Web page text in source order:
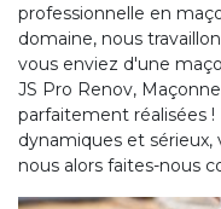
professionnelle en
domaine, nous
vous enviez d'une
JS Pro Renov,
parfaitement réalisées
dynamiques et
nous alors faites-nous